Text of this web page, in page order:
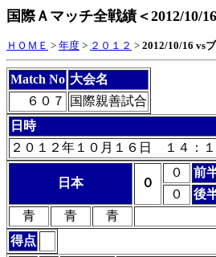
国際Ａマッチ全戦績＜2012/10/
ＨＯＭＥ > 年度 > ２０１２ > 2012/10/16 vs
Match No 大会名
６０７
国際親善試合
日時
２０１２年１０月１６日 １４：１
日本 ０
０ 前
０
後
青
青 青
得点